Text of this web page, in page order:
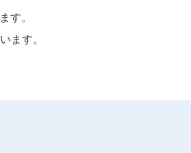
す。
ます。